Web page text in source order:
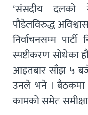
‘संसदीय दलको
पौडेलविरुद्ध
निर्वाचनसम्म
स्पष्टीकरण सोधेका
आइतबार साँझ ५
उनले भने । बैठकमा
कामको समेत